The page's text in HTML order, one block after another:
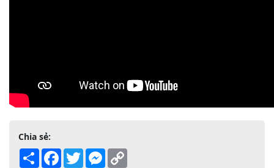
Chia sẻ:
Share Facebook
TwitterMessenger